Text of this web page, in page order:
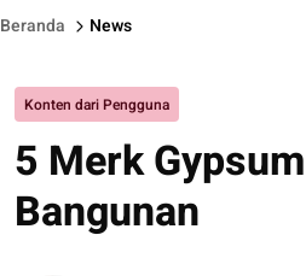
Beranda News
Konten dari Pengguna
5 Merk
Bangunan